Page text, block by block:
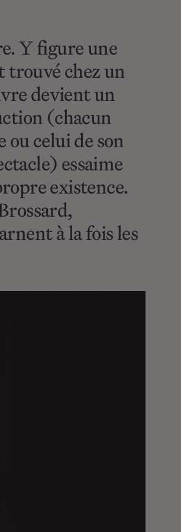
Y figure une
trouvé chez un
devient un
(chacun
celui de son
essaime
existence.
à la fois les